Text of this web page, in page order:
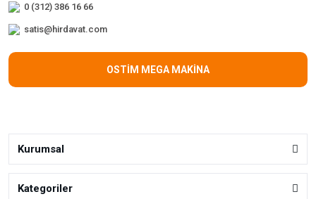
0 (312) 386 16 66
satis@hirdavat.com
OSTİM MEGA MAKİNA
Kurumsal
Kategoriler